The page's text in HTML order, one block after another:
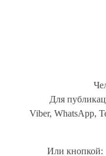
Для
Viber, WhatsApp,
Или кнопкой: